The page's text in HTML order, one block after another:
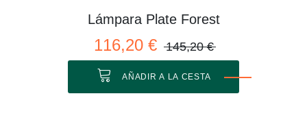
Lámpara Plate Forest
116,20 € 145,20 €
AÑADIR A LA CESTA